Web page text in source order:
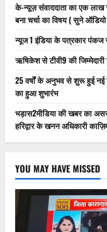
के-न्यूज़ संवाददाता का एक
बना चर्चा का विषय ( सुने
न्यूज 1 इंडिया के पत्रकार
ऋषिकेश से टीवी9 की
25 वर्षों के अनुभव से शुरू हुई नई
का हुआ शुभारंभ
भड़ास2मीडिया की खबर का
हरिद्वार के खनन अधिकारी
YOU MAY HAVE MISSED